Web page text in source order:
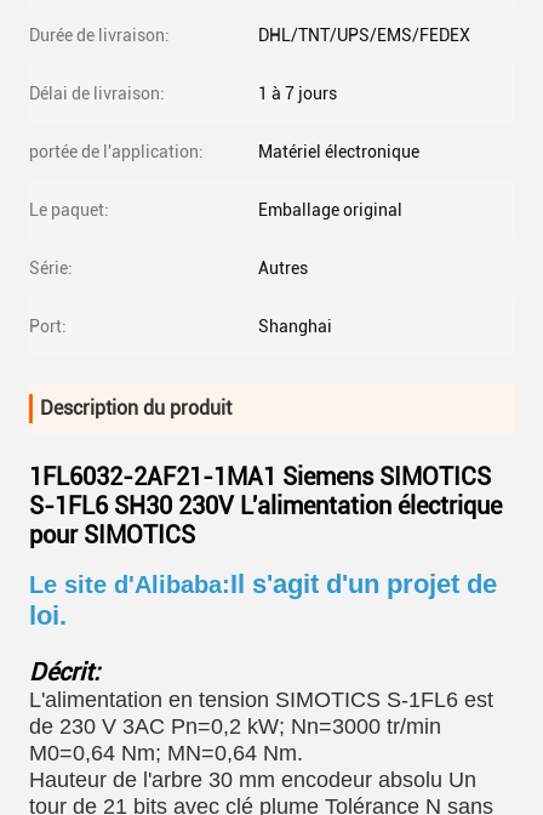
Durée de livraison: DHL/TNT/UPS/EMS/FEDEX
Délai de livraison: 1 à 7 jours
portée de l'application: Matériel électronique
Le paquet: Emballage original
Série: Autres
Port: Shanghai
Description du produit
1FL6032-2AF21-1MA1 Siemens SIMOTICS
S-1FL6 SH30 230V L'alimentation électrique
pour SIMOTICS
Le site d'Alibaba:Il s'agit d'un projet de
loi.
Décrit:
L'alimentation en tension SIMOTICS S-1FL6 est
de 230 V 3AC Pn=0,2 kW; Nn=3000 tr/min
M0=0,64 Nm; MN=0,64 Nm.
Hauteur de l'arbre 30 mm encodeur absolu Un
tour de 21 bits avec clé plume Tolérance N sans